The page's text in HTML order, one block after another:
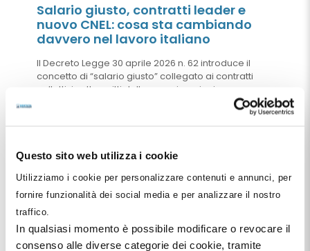
Questo sito web utilizza i cookie
Utilizziamo i cookie per personalizzare contenuti e annunci, per
fornire funzionalità dei social media e per analizzare il nostro
traffico.
In qualsiasi momento è possibile modificare o revocare il
consenso alle diverse categorie dei cookie, tramite
Salario giusto, contratti leader e
nuovo CNEL: cosa sta cambiando
davvero nel lavoro italiano
Il Decreto Legge 30 aprile 2026 n. 62 introduce il
concetto di “salario giusto” collegato ai contratti
collettivi sottoscritti dalle organizzazioni
comparativamente più rappresentative sul piano
cambiare profondamente gli equilibri della
importanti anche per studi dentistici e società
odontoiatriche.
Leggi tutto